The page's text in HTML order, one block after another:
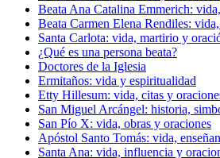
Beata Ana Catalina Emmerich:
Beata Carmen Elena Rendiles:
Santa Carlota: vida, martirio y
¿Qué es una persona beata?
Doctores de la Iglesia
Ermitaños: vida y espiritualidad
Etty Hillesum: vida, citas y
San Miguel Arcángel: historia,
San Pío X: vida, obras y oraciones
Apóstol Santo Tomás: vida,
Santa Ana: vida, influencia y